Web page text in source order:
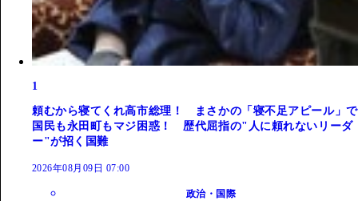
1
頼むから寝てくれ高市総理！ まさかの「寝不足アピール」で
国民も永田町もマジ困惑！ 歴代屈指の"人に頼れないリーダ
ー"が招く国難
2026年08月09日 07:00
政治・国際